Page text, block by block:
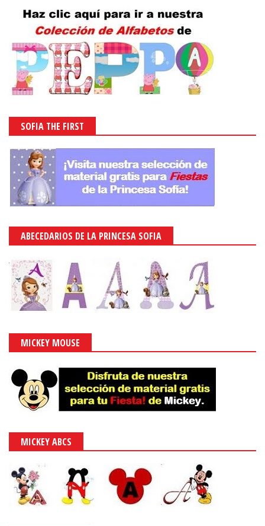
SOFIA THE FIRST
ABECEDARIOS DE LA PRINCESA SOFIA
MICKEY MOUSE
MICKEY ABCS